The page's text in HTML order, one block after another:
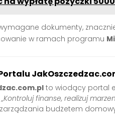
dokumenty,
w ramach programu
to wiodący portal
„Kontroluj finanse, realizuj
budżetem